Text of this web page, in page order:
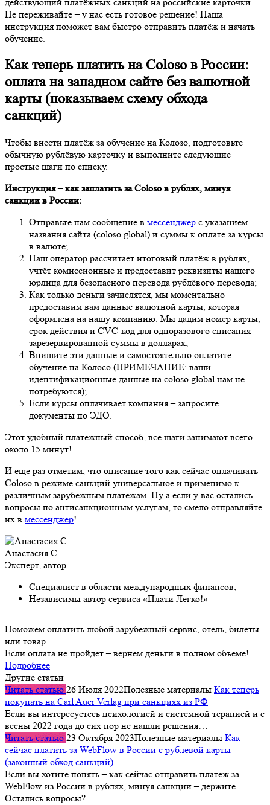
действующий платёжных санкций на российские карточки.
Не переживайте – у нас есть готовое решение! Наша
инструкция поможет вам быстро отправить платёж и начать
обучение.
Как теперь платить на Coloso в России:
оплата на западном сайте без валютной
карты (показываем схему обхода
санкций)
Чтобы внести платёж за обучение на Колозо, подготовьте
обычную рублёвую карточку и выполните следующие
простые шаги по списку.
Инструкция – как заплатить за Coloso в рублях, минуя
санкции в России:
Отправьте нам сообщение в мессенджер с указанием
названия сайта (coloso.global) и суммы к оплате за курсы
в валюте;
Наш оператор рассчитает итоговый платёж в рублях,
учтёт комиссионные и предоставит реквизиты нашего
юрлица для безопасного перевода рублёвого перевода;
Как только деньги зачислятся, мы моментально
предоставим вам данные валютной карты, которая
оформлена на нашу компанию. Мы дадим номер карты,
срок действия и CVC-код для одноразового списания
зарезервированной суммы в долларах;
Впишите эти данные и самостоятельно оплатите
обучение на Колосо (ПРИМЕЧАНИЕ: ваши
идентификационные данные на coloso.global нам не
потребуются);
Если курсы оплачивает компания – запросите
документы по ЭДО.
Этот удобный платёжный способ, все шаги занимают всего
около 15 минут!
И ещё раз отметим, что описание того как сейчас оплачивать
Coloso в режиме санкций универсальное и применимо к
различным зарубежным платежам. Ну а если у вас остались
вопросы по антисанкционным услугам, то смело отправляйте
их в мессенджер!
Анастасия С
Эксперт, автор
Специалист в области международных финансов;
Независимы автор сервиса «Плати Легко!»
Поможем оплатить любой зарубежный сервис, отель, билеты
или товар
Если оплата не пройдет – вернем деньги в полном объеме!
Подробнее
Другие статьи
Читать статью 26 Июля 2022Полезные материалы Как теперь
покупать на Carl Auer Verlag при санкциях из РФ
Если вы интересуетесь психологией и системной терапией и с
весны 2022 года до сих пор не нашли решения…
Читать статью 23 Октября 2023Полезные материалы Как
сейчас платить за WebFlow в России с рублёвой карты
(законный обход санкций)
Если вы хотите понять – как сейчас отправить платёж за
WebFlow из России в рублях, минуя санкции – держите…
Остались вопросы?